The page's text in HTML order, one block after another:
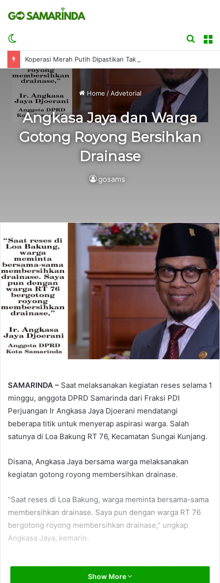
skin
Search
for
Koperasi Merah Putih Dipastikan Tak Bakal Matikan UMKM
Home / Advetorial
Angkasa Jaya dan Warga
Gotong Royong Bersihkan
Drainase
gosams
SAMARINDA – Saat melaksanakan kegiatan reses selama 1
minggu, anggota DPRD Samarinda dari Fraksi PDI
Perjuangan Ir Angkasa Jaya Djoerani mendatangi
beberapa titik untuk menyerap aspirasi warga. Salah
satunya di Loa Bakung RT 76, Kecamatan Sungai Kunjang.
Disana, Angkasa Jaya bersama warga melaksanakan
kegiatan gotong royong membersihkan drainase.
“Saat reses di Loa Bakung, warga meminta bersama-sama
membersihkan drainase. Saya pun dengan warga RT 76
bergotong royong membersihkan drainase,” ungkap
Angkasa Jaya, kemarin.
wilayahnya diperhatikan. Supaya minimal dapat
Show More